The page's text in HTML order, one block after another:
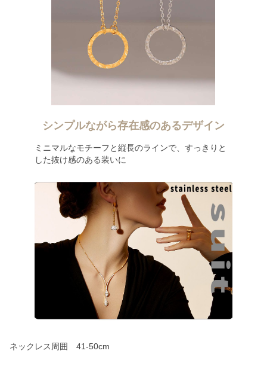
シンプルながら存在感のあるデザイン
ミニマルなモチーフと縦長のラインで、すっきりと
した抜け感のある装いに
ネックレス周囲 41-50cm